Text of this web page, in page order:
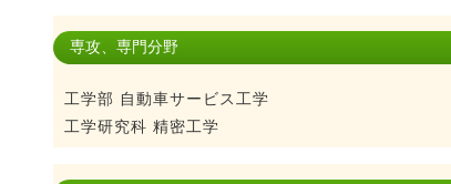
専攻、専門分野
工学部 自動車サービス工学
工学研究科 精密工学